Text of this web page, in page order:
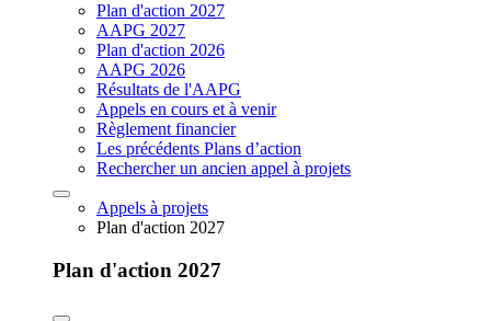
Plan d'action 2027
AAPG 2027
Plan d'action 2026
AAPG 2026
Résultats de l'AAPG
Appels en cours et à venir
Règlement financier
Les précédents Plans d’action
Rechercher un ancien appel à projets
Appels à projets
Plan d'action 2027
Plan d'action 2027